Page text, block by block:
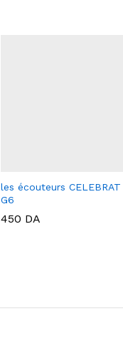
les écouteurs CELEBRAT
G6
450 DA